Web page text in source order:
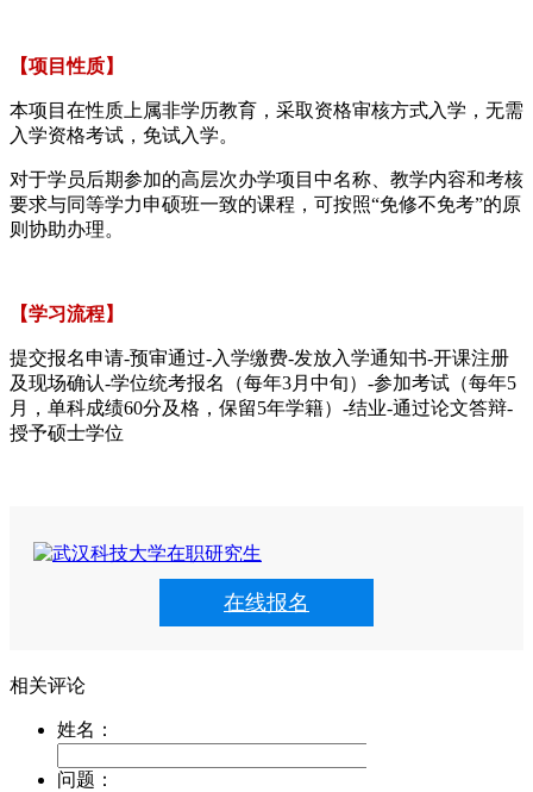
【项目性质】
本项目在性质上属非学历教育，采取资格审核方式入学，无需
入学资格考试，免试入学。
对于学员后期参加的高层次办学项目中名称、教学内容和考核
要求与同等学力申硕班一致的课程，可按照“免修不免考”的原
则协助办理。
【学习流程】
提交报名申请-预审通过-入学缴费-发放入学通知书-开课注册
及现场确认-学位统考报名（每年3月中旬）-参加考试（每年5
月，单科成绩60分及格，保留5年学籍）-结业-通过论文答辩-
授予硕士学位
在线报名